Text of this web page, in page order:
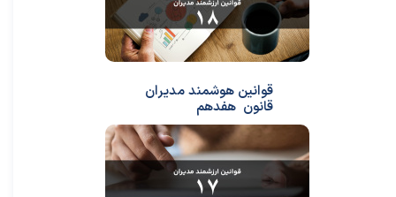
قوانین هوشمند مدیران
قانون هفدهم